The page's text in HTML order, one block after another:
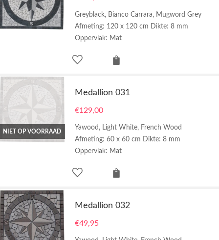
Greyblack, Bianco Carrara, Mugword Grey
Afmeting: 120 x 120 cm Dikte: 8 mm
Oppervlak: Mat
NIET OP VOORRAAD
Medallion 031
€129,00
Yawood, Light White, French Wood
Afmeting: 60 x 60 cm Dikte: 8 mm
Oppervlak: Mat
Medallion 032
€49,95